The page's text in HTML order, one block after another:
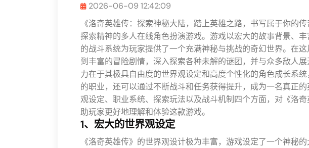
2026-06-09 12:42:09
《洛奇英雄传：探索神秘大陆，踏上英雄之路，书写属于你的
探索精神的多人在线角色扮演游戏。游戏以宏大的故事背景、
的战斗系统为玩家提供了一个充满神秘与挑战的奇幻世界。在
到丰富的冒险剧情，深入探索各种未解的谜团，并与众多敌人
力在于其极具自由度的世界观设定和高度个性化的角色成长系
的职业，还可以通过不断战斗和任务获得提升，成为一名真正
观设定、职业系统、探索玩法以及战斗机制四个方面，对《洛
助玩家更好地理解和体验这款游戏。
1、宏大的世界观设定
《洛奇英雄传》的世界观设计极为丰富，游戏设定了一个神秘